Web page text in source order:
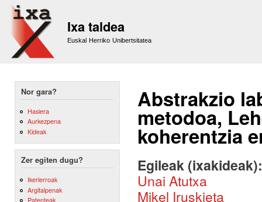
Ixa taldea
Euskal Herriko Unibertsitatea
Nor gara?
Hasiera
Aurkezpena
Kideak
Zer egiten dugu?
Ikerlerroak
Argitalpenak
Patenteak
Abstrakzio
metodoa,
koherentzia
Egileak
Unai Atutxa
Mikel Iruskieta